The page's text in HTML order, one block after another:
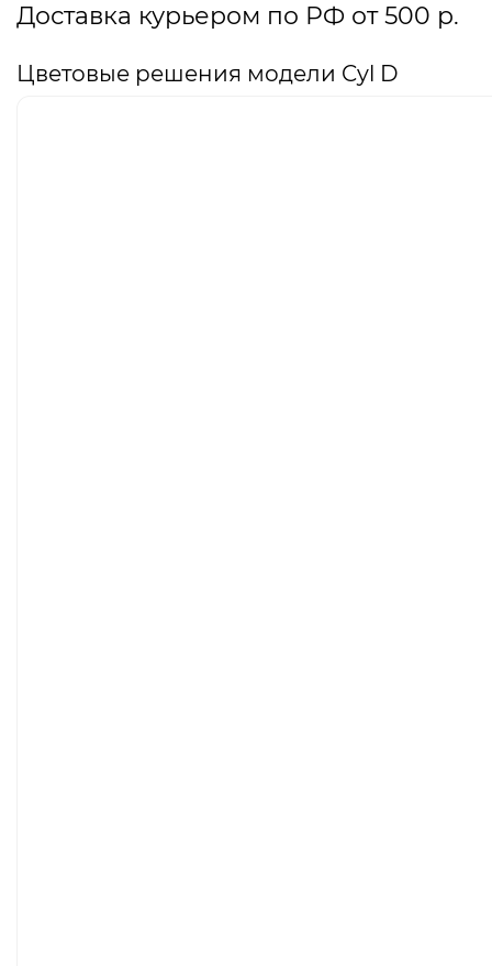
Доставка курьером по РФ от 500 р.
Цветовые решения модели Cyl D